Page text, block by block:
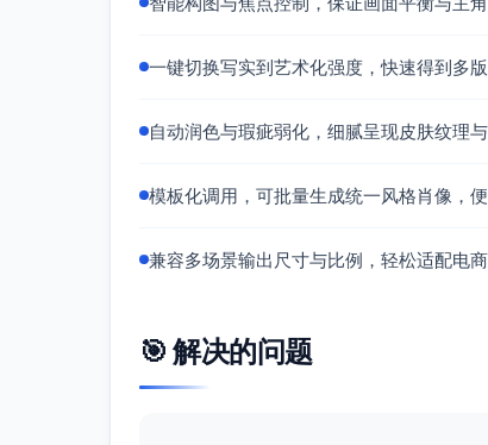
一键切换写实到艺术化强度，快速得到多
自动润色与瑕疵弱化，细腻呈现皮肤纹理
模板化调用，可批量生成统一风格肖像，
兼容多场景输出尺寸与比例，轻松适配电
🎯 解决的问题